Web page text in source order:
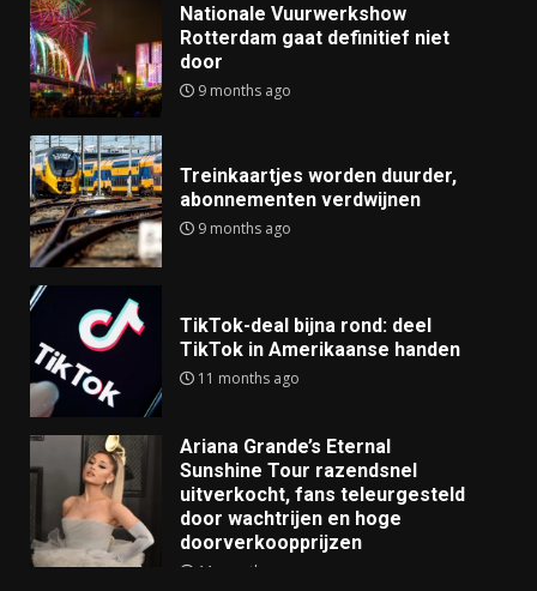
Nationale Vuurwerkshow
Rotterdam gaat definitief niet
door
9 months ago
Treinkaartjes worden duurder,
abonnementen verdwijnen
9 months ago
TikTok-deal bijna rond: deel
TikTok in Amerikaanse handen
11 months ago
Ariana Grande’s Eternal
Sunshine Tour razendsnel
uitverkocht, fans teleurgesteld
door wachtrijen en hoge
doorverkoopprijzen
11 months ago